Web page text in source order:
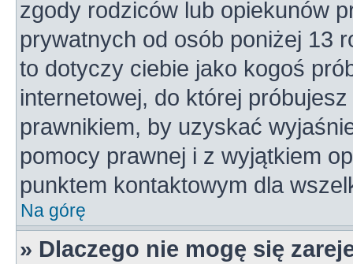
zgody rodziców lub opiekunów
prywatnych od osób poniżej 13
to dotyczy ciebie jako kogoś
internetowej, do której
prawnikiem, by uzyskać
pomocy prawnej i z wyjątkiem
punktem kontaktowym dla
Na górę
» Dlaczego nie mogę się